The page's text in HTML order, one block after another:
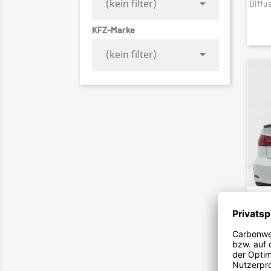
(kein filter) 
KFZ-Marke
(kein filter) 